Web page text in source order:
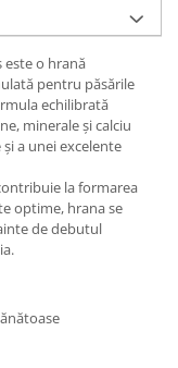
este o hrană
pentru păsările
echilibrată
minerale și calciu
a unei excelente
la formarea
optime, hrana se
de debutul